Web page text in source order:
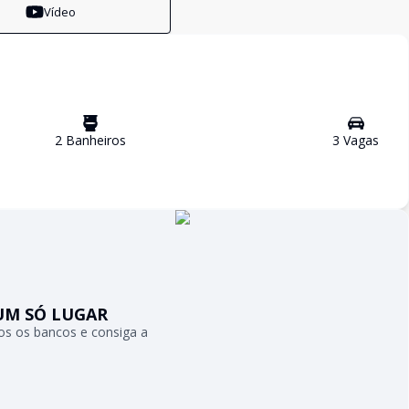
Vídeo
2 Banheiros 3 Vagas
SÓ LUGAR
os bancos e consiga a